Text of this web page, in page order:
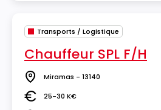
Transports / Logistique
Chauffeur SPL F/H
Lieu Miramas - 13140
Salaire25-30 K€